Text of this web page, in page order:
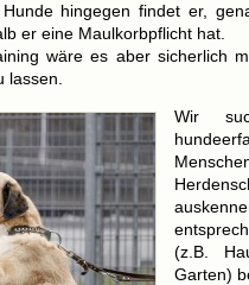
hingegen findet er,
er eine Maulkorbpflicht hat.
wäre es aber sicherlich
lassen.
Wir
(z.B.
Garten)